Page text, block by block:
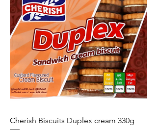
Cherish Biscuits Duplex cream 330g